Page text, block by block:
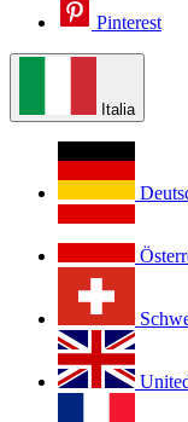
Pinterest
Italia